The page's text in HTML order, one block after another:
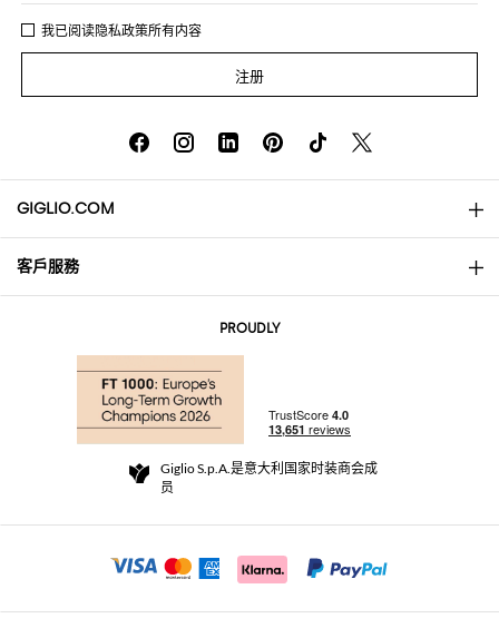
我已阅读隐私政策所有内容
注册
GIGLIO.COM
About
Community Store
Beauty Seekers VIP Club
客戶服務
退货与退款
For a safe shopping experience
Security Communication
PROUDLY
Giglio S.p.A.是意大利国家时装商会成
员